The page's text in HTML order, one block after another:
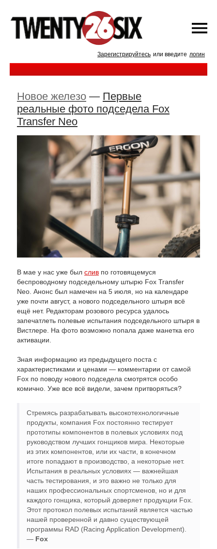
Зарегистрируйтесь или введите логин
Новое железо — Первые
реальные фото подседела Fox
Transfer Neo
В мае у нас уже был слив по готовящемуся
беспроводному подседельному штырю Fox Transfer
Neo. Анонс был намечен на 5 июля, но на календаре
уже почти август, а нового подседельного штыря всё
ещё нет. Редакторам розового ресурса удалось
запечатлеть полевые испытания подседельного штыря в
Вистлере. На фото возможно попала даже манетка его
активации.
Зная информацию из предыдущего поста с
характеристиками и ценами — комментарии от самой
Fox по поводу нового подседела смотрятся особо
комично. Уже все всё видели, зачем притворяться?
Стремясь разрабатывать высокотехнологичные
продукты, компания Fox постоянно тестирует
прототипы компонентов в полевых условиях под
руководством лучших гонщиков мира. Некоторые
из этих компонентов, или их части, в конечном
итоге попадают в производство, а некоторые нет.
Испытания в реальных условиях — важнейшая
часть тестирования, и это важно не только для
наших профессиональных спортсменов, но и для
каждого гонщика, который доверяет продукции Fox.
Этот протокол полевых испытаний является частью
нашей проверенной и давно существующей
программы RAD (Racing Application Development).
— Fox